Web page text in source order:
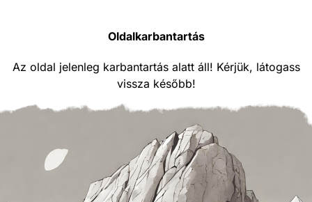
Oldalkarbantartás
Az oldal jelenleg karbantartás alatt áll! Kérjük, látogass
vissza később!